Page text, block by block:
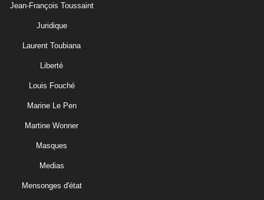
Jean-François Toussaint
Juridique
Laurent Toubiana
Liberté
Louis Fouché
Marine Le Pen
Martine Wonner
Masques
Medias
Mensonges d'état